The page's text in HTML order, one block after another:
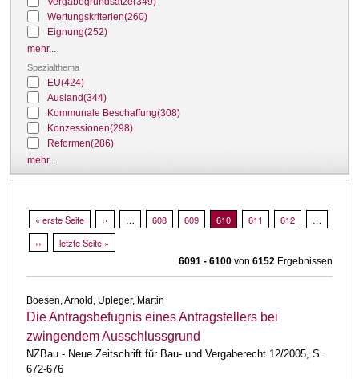
Wertungskriterien(260)
Eignung(252)
mehr...
Spezialthema
EU(424)
Ausland(344)
Kommunale Beschaffung(308)
Konzessionen(298)
Reformen(286)
mehr...
Seitennummerierung
Erste Seite
« erste Seite Vorherige Seite
‹‹ … Page
608 Page
609 Aktuelle Seite
610 Page
611 Page
612
…
Nächste Seite
›› Letzte Seite
letzte Seite »
6091 - 6100 von 6152 Ergebnissen
Boesen, Arnold, Upleger, Martin
Die Antragsbefugnis eines Antragstellers bei
zwingendem Ausschlussgrund
NZBau - Neue Zeitschrift für Bau- und Vergaberecht 12/2005, S.
672-676